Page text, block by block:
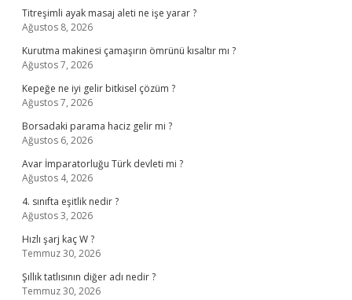
Titreşimli ayak masaj aleti ne işe yarar ?
Ağustos 8, 2026
Kurutma makinesi çamaşırın ömrünü kısaltır mı ?
Ağustos 7, 2026
Kepeğe ne iyi gelir bitkisel çözüm ?
Ağustos 7, 2026
Borsadaki parama haciz gelir mi ?
Ağustos 6, 2026
Avar İmparatorluğu Türk devleti mi ?
Ağustos 4, 2026
4. sınıfta eşitlik nedir ?
Ağustos 3, 2026
Hızlı şarj kaç W ?
Temmuz 30, 2026
Şıllık tatlısının diğer adı nedir ?
Temmuz 30, 2026